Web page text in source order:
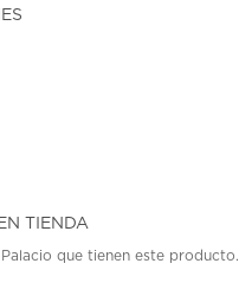
TIENDA
que tienen este producto.